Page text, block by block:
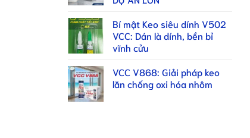
Bí mật Keo siêu dính V502
VCC: Dán là dính, bền bỉ
vĩnh cửu
VCC V868: Giải pháp keo
lăn chống oxi hóa nhôm